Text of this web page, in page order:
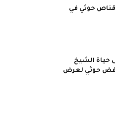
قناص حوثي في
حياة الشيخ
رفض حوثي لعرض